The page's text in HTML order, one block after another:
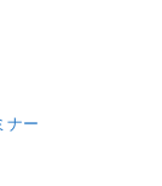
ナー